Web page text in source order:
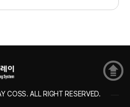
COSS. ALL RIGHT RESERVED.